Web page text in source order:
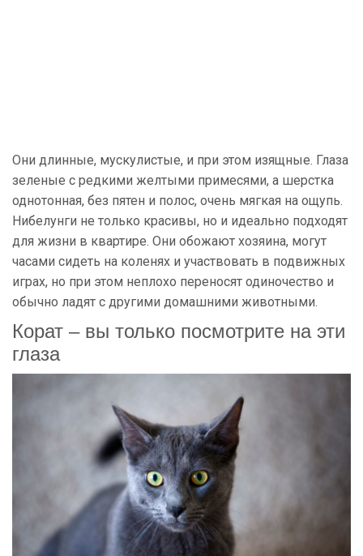
Они длинные, мускулистые, и при этом изящные. Глаза
зеленые с редкими желтыми примесями, а шерстка
однотонная, без пятен и полос, очень мягкая на ощупь.
Нибелунги не только красивы, но и идеально подходят
для жизни в квартире. Они обожают хозяина, могут
часами сидеть на коленях и участвовать в подвижных
играх, но при этом неплохо переносят одиночество и
обычно ладят с другими домашними животными.
Корат – вы только посмотрите на эти
глаза